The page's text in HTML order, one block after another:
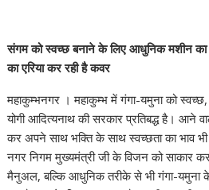
संगम को स्वच्छ बनाने के लिए आधुनिक मशीन का
का एरिया कर रही है कवर
महाकुम्भनगर । महाकुम्भ में गंगा-यमुना को
योगी आदित्यनाथ की सरकार प्रतिबद्ध है। आने
कर अपने साथ भक्ति के साथ स्वच्छता का भाव
नगर निगम मुख्यमंत्री जी के विजन को
मैनुअल, बल्कि आधुनिक तरीके से भी गंगा-यमुना